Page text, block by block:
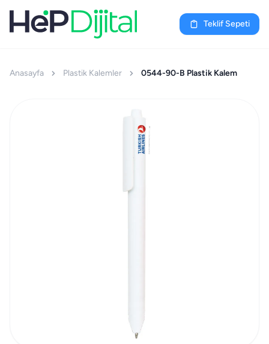
Teklif Sepeti
Anasayfa Plastik Kalemler 0544-90-B Plastik Kalem